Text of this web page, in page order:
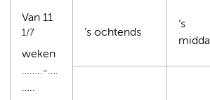
Van 11
1/7
weken
……..-….
…..
’s ochtends
‘s